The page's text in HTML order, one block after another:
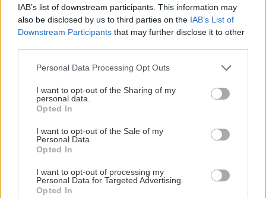
IAB’s list of downstream participants. This information may
also be disclosed by us to third parties on the IAB’s List of
Downstream Participants that may further disclose it to other
Please note that this website/app uses one or more Google
not limited to your visit or usage behaviour. You may click to
grant or deny consent to Google and its third-party tags to
use your data for below specified purposes in below Google
consent section.
Personal Data Processing Opt Outs
I want to opt-out of the Sharing of my
personal data.
Opted In
I want to opt-out of the Sale of my
Personal Data.
Opted In
I want to opt-out of processing my
Personal Data for Targeted Advertising.
Opted In